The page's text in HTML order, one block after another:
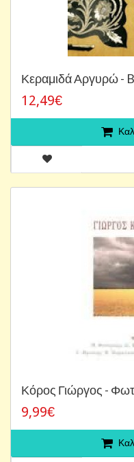
Κεραμιδά Αργυρώ -
12,49€
Κόρος Γιώργος -
9,99€